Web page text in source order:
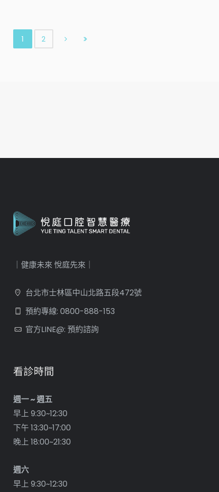
1 2
｜健康未來 悅庭先來｜
台北市士林區中山北路五段472號
預約專線: 0800-888-153
官方LINE@: 預約諮詢
看診時間
週一 ~ 週五
早上 9:30~12:30
下午 13:30~17:00
晚上 18:00~21:30
週六
早上 9:30~12:30